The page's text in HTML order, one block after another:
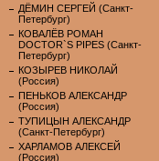
ДЁМИН СЕРГЕЙ (Санкт-
Петербург)
КОВАЛЁВ РОМАН
DOCTOR`S PIPES (Санкт-
Петербург)
КОЗЫРЕВ НИКОЛАЙ
(Россия)
ПЕНЬКОВ АЛЕКСАНДР
(Россия)
ТУПИЦЫН АЛЕКСАНДР
(Санкт-Петербург)
ХАРЛАМОВ АЛЕКСЕЙ
(Россия)